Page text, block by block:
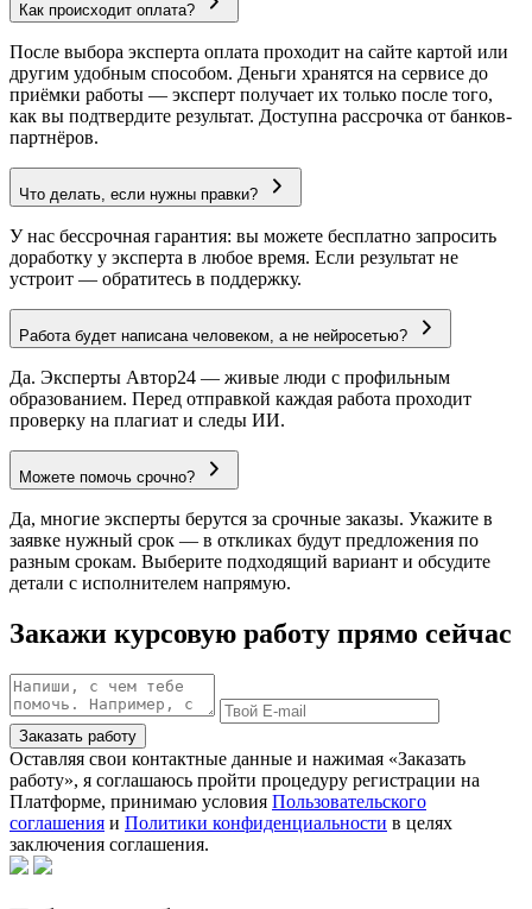
Как происходит оплата?
После выбора эксперта оплата проходит на сайте картой или
другим удобным способом. Деньги хранятся на сервисе до
приёмки работы — эксперт получает их только после того,
как вы подтвердите результат. Доступна рассрочка от банков-
партнёров.
Что делать, если нужны правки?
У нас бессрочная гарантия: вы можете бесплатно запросить
доработку у эксперта в любое время. Если результат не
устроит — обратитесь в поддержку.
Работа будет написана человеком, а не нейросетью?
Да. Эксперты Автор24 — живые люди с профильным
образованием. Перед отправкой каждая работа проходит
проверку на плагиат и следы ИИ.
Можете помочь срочно?
Да, многие эксперты берутся за срочные заказы. Укажите в
заявке нужный срок — в откликах будут предложения по
разным срокам. Выберите подходящий вариант и обсудите
детали с исполнителем напрямую.
Закажи курсовую работу прямо сейчас
Заказать работу
Оставляя свои контактные данные и нажимая «Заказать
работу», я соглашаюсь пройти процедуру регистрации на
Платформе, принимаю условия Пользовательского
соглашения и Политики конфиденциальности в целях
заключения соглашения.